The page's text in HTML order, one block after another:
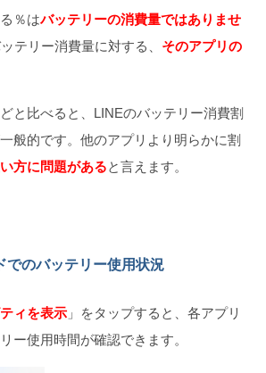
％はバッテリーの消費量ではありませ
テリー消費量に対する、 そのアプリの
と比べると、LINEのバッテリー消費割
般的です。他のアプリより明らかに割
方に問題があると言えます。
でのバッテリー使用状況
ィを表示 」をタップすると、各アプリ
ー使用時間が確認できます。